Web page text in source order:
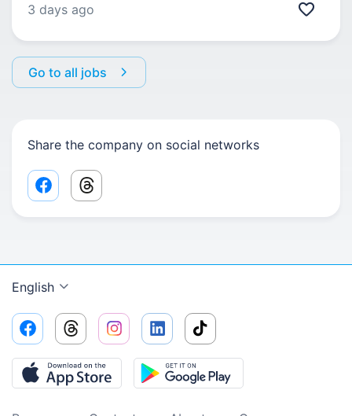
3 days ago
Go to all jobs
Share the company on social networks
Facebook share link
Threads share link
English